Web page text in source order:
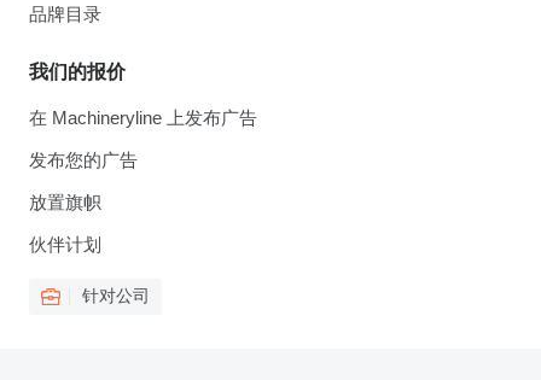
品牌目录
我们的报价
在 Machineryline 上发布广告
发布您的广告
放置旗帜
伙伴计划
针对公司